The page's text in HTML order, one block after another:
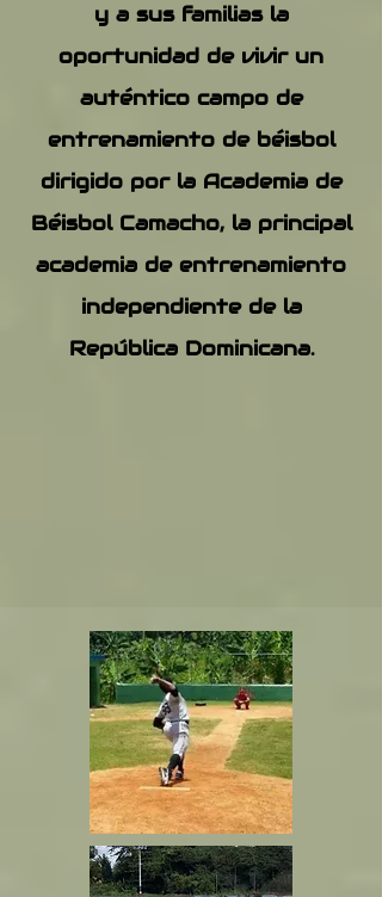
y a sus familias la
oportunidad de vivir un
auténtico campo de
entrenamiento de béisbol
dirigido por la Academia de
Béisbol Camacho, la principal
academia de entrenamiento
independiente de la
República Dominicana.